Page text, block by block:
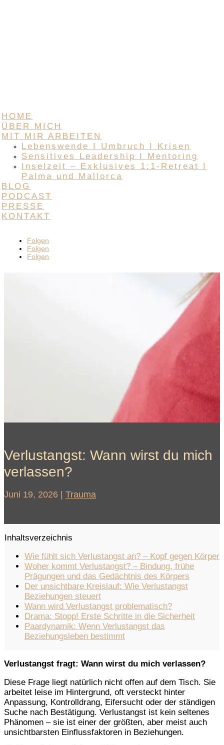
HOME
ÜBER MICH
MIT MIR ARBEITEN
Lebenswende I Umbruch I Krisen
Sensitives Leadership I Mentoring
Inselzeit – Exklusives 1:1-Retreat I
Palma und Mallorca
BLOG
PODCAST
PRESSE
KONTAKT
Folgen
Folgen
Folgen
Verlustangst: Wann wirst du mich
verlassen?
Juni 19, 2026 | Trauma
Inhaltsverzeichnis
Wie fühlt sich Verlustangst an? – Kopf gegen Körper
Woher kommt Verlustangst? – Bindung, frühe
Prägungen und das Gedächtnis des Körpers
Der unsichtbare Kreislauf: Wie Verlustangst
Beziehungen steuert
Wann wird Verlustangst problematisch?
Drama: Stopp! Erste Schritte in die Sicherheit
Paardynamik: Wenn Verlustangst das
Beziehungsleben bestimmt
Verlustangst fragt: Wann wirst du mich verlassen?
Diese Frage liegt natürlich nicht offen auf dem Tisch. Sie
arbeitet leise im Hintergrund, oft versteckt hinter
Anpassung, Kontrolldrang, Eifersucht oder der ständigen
Suche nach Bestätigung. Verlustangst ist kein seltenes
Phänomen – sie ist einer der größten, aber meist auch
unsichtbarsten Einflussfaktoren in Beziehungen.